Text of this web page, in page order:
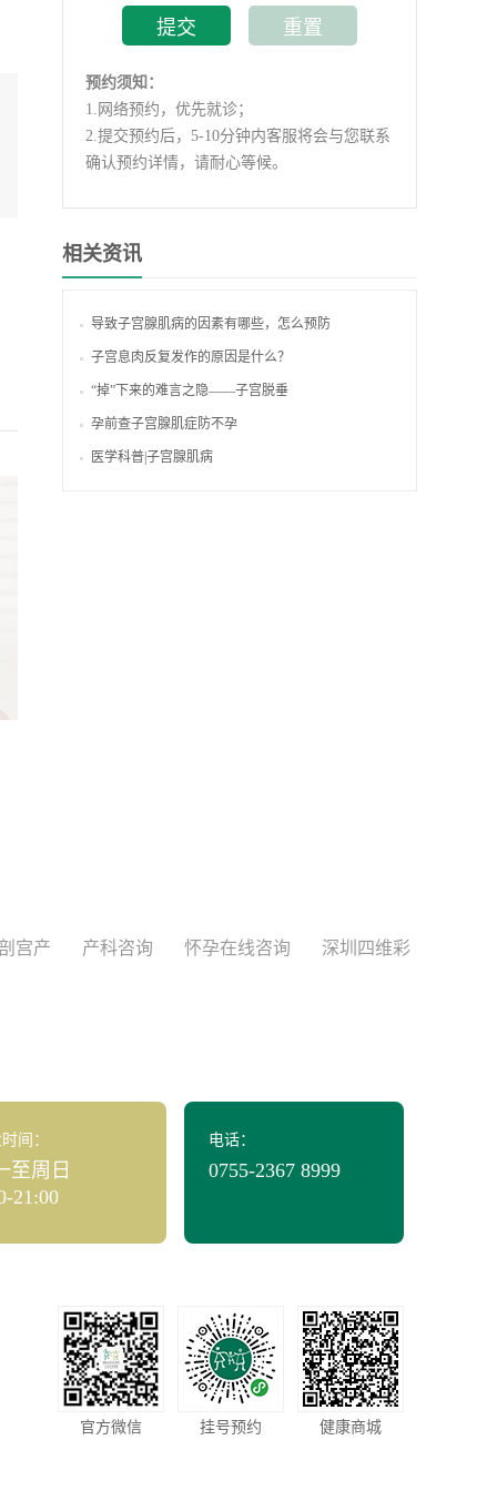
预约须知：
1. 网络预约，优先就诊；
2.提交预约后，5-10分钟内客服将会与您联系
确认预约详情，请耐心等候。
相关资讯
导致子宫腺肌病的因素有哪些，怎么预防
子宫息肉反复发作的原因是什么？
“掉”下来的难言之隐——子宫脱垂
孕前查子宫腺肌症防不孕
医学科普|子宫腺肌病
宫产 产科咨询 怀孕在线咨询 深圳四维彩
间：
至周日
21:00
电话：
0755-2367 8999
官方微信 挂号预约 健康商城